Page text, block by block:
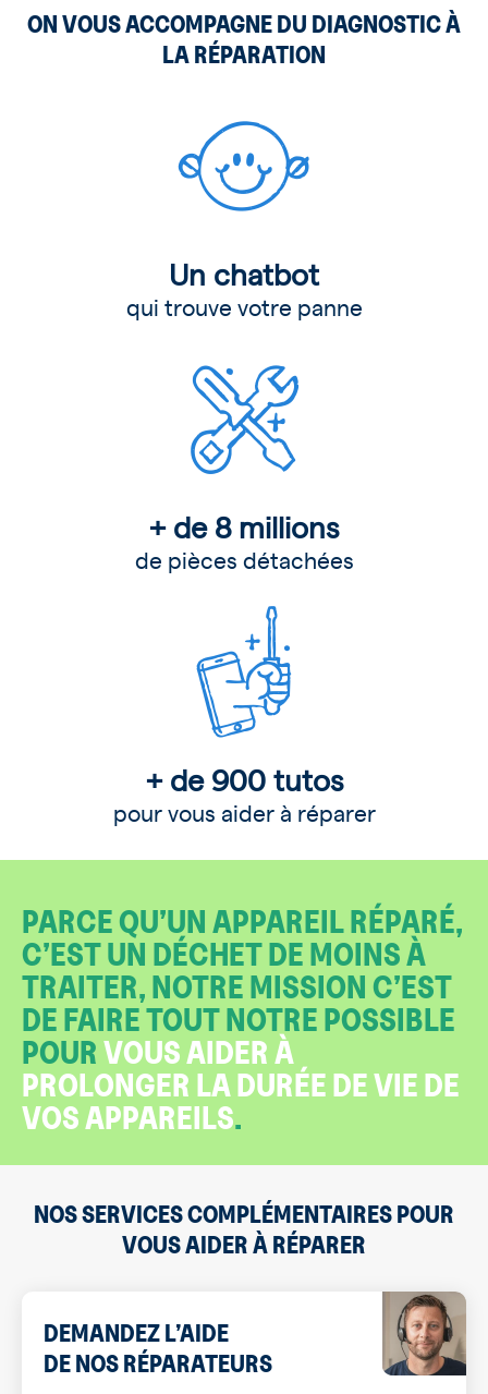
ON VOUS ACCOMPAGNE DU DIAGNOSTIC À
LA RÉPARATION
Un chatbot
qui trouve votre panne
+ de 8 millions
de pièces détachées
+ de 900 tutos
pour vous aider à réparer
PARCE QU’UN APPAREIL RÉPARÉ,
C’EST UN DÉCHET DE MOINS À
TRAITER, NOTRE MISSION C’EST
DE FAIRE TOUT NOTRE POSSIBLE
POURVOUS AIDER À
PROLONGER LA DURÉE DE VIE DE
VOS APPAREILS.
NOS SERVICES COMPLÉMENTAIRES POUR
VOUS AIDER À RÉPARER
DEMANDEZ L’AIDE
DE NOS RÉPARATEURS